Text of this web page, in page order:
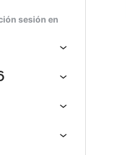
sesión en